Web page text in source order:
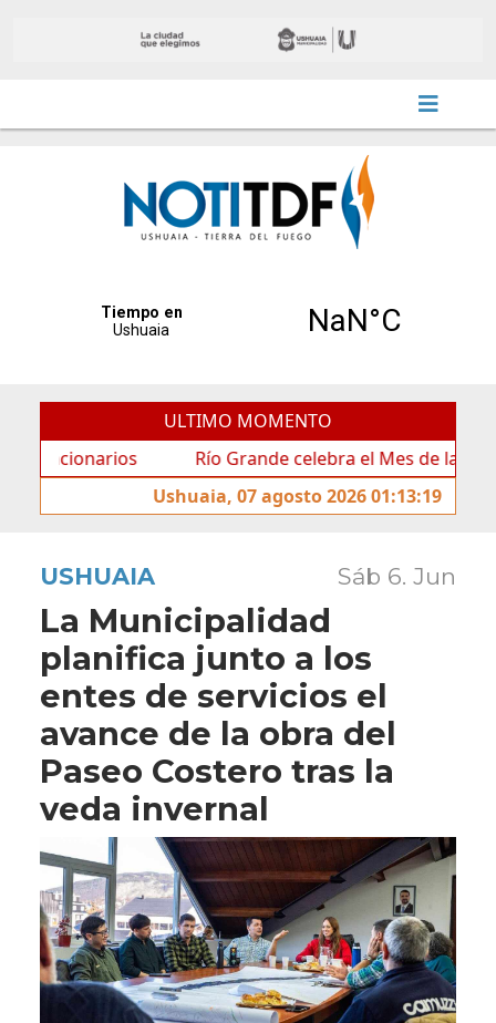
ULTIMO MOMENTO
Río Grande celebra el Mes de las Infancias
Ushuaia, 07 agosto 2026 01:13:19
USHUAIA Sáb 6. Jun
La Municipalidad
planifica junto a los
entes de servicios el
avance de la obra del
Paseo Costero tras la
veda invernal